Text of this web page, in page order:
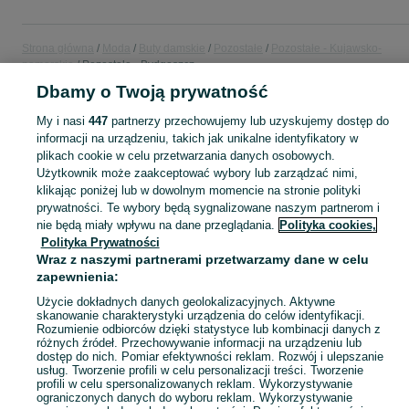
pomorskie
Pozostałe - Bydgoszcz
KATEGORIA
Sprzedaż pozostałych butów damskich Bydgoszcz ▶️ różne style, fasony i okazje ✅ Nowe i używane w atrakcyjnych cenach ✌ Znajdź oferty na OLX.pl!
Mapa kategorii
Mapa miejscowości
Mapa ministron
Popularne wyszukiwania
Dbamy o Twoją prywatność
My i nasi 447partnerzy przechowujemy lub uzyskujemy dostęp do
informacji na urządzeniu, takich jak unikalne identyfikatory w
plikach cookie w celu przetwarzania danych osobowych.
Użytkownik może zaakceptować wybory lub zarządzać nimi,
klikając poniżej lub w dowolnym momencie na stronie polityki
prywatności. Te wybory będą sygnalizowane naszym partnerom i
nie będą miały wpływu na dane przeglądania. Polityka cookies,
Polityka Prywatności
Wraz z naszymi partnerami przetwarzamy dane w celu
zapewnienia:
Użycie dokładnych danych geolokalizacyjnych. Aktywne
skanowanie charakterystyki urządzenia do celów identyfikacji.
Rozumienie odbiorców dzięki statystyce lub kombinacji danych z
różnych źródeł. Przechowywanie informacji na urządzeniu lub
dostęp do nich. Pomiar efektywności reklam. Rozwój i ulepszanie
usług. Tworzenie profili w celu personalizacji treści. Tworzenie
profili w celu spersonalizowanych reklam. Wykorzystywanie
ograniczonych danych do wyboru reklam. Wykorzystywanie